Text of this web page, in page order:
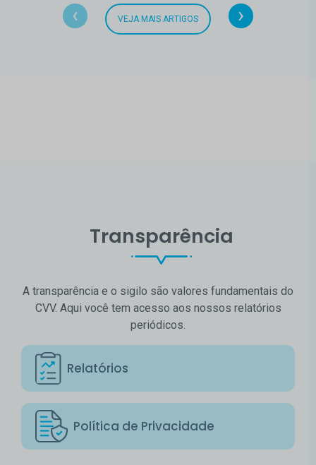
‹ ›
VEJA MAIS ARTIGOS
Transparência
A transparência e o sigilo são valores fundamentais do
CVV. Aqui você tem acesso aos nossos relatórios
periódicos.
Relatórios
Política de Privacidade